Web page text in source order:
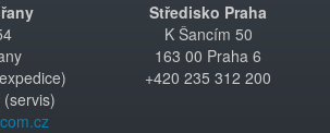
Středisko Praha
K Šancím 50
163 00 Praha 6
+420 235 312 200